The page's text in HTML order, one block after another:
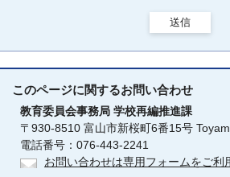
送信
このページに関するお問い合わせ
教育委員会事務局 学校再編推進課
〒930-8510 富山市新桜町6番15号
電話番号：076-443-2241
お問い合わせは専用フォームをご利